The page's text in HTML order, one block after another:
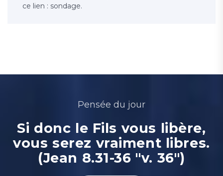
ce lien : sondage.
Pensée du jour
Si donc le Fils vous libère,
vous serez vraiment libres.
(Jean 8.31-36 "v. 36")